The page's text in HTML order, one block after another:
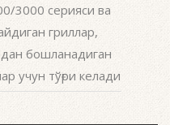
3000 серияси ва
гриллар,
бошланадиган
учун тўғри келади